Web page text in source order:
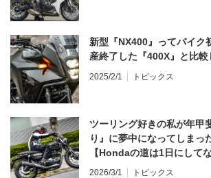
新型『NX400』ってバイク
産終了した『400X』と比較
2025/2/1 トピックス
ツーリング好きの私が年甲
り』に夢中になってしまっ
【Hondaの道は1日にして
ンプレ・レビュー 前編】
2026/3/1 トピックス